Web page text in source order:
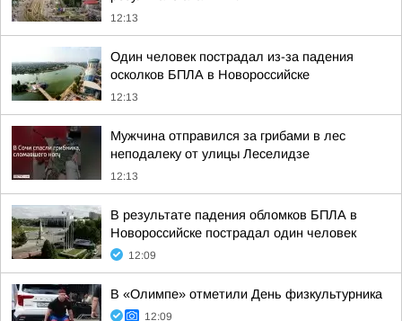
12:13
Один человек пострадал из-за падения
осколков БПЛА в Новороссийске
12:13
Мужчина отправился за грибами в лес
неподалеку от улицы Леселидзе
12:13
В результате падения обломков БПЛА в
Новороссийске пострадал один человек
12:09
В «Олимпе» отметили День физкультурника
12:09